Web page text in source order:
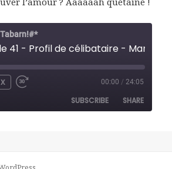
41 - Profil de célibataire - Marc
FAST
00:00 / 24:05
SUBSCRIBE SHARE